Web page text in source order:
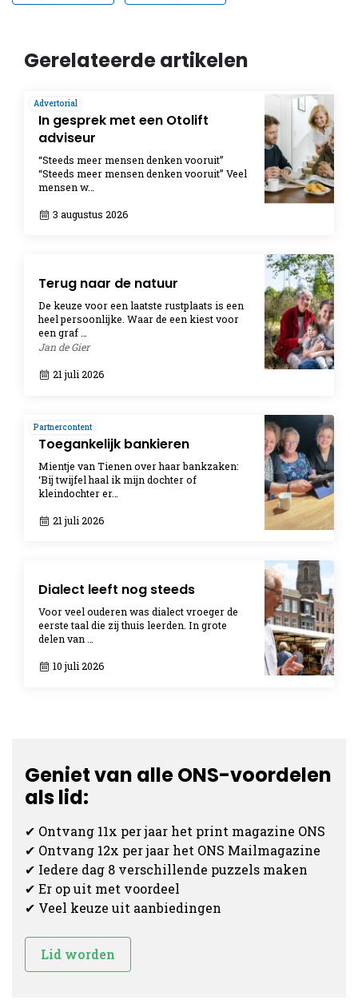
Gerelateerde artikelen
In gesprek met een Otolift
adviseur
“Steeds meer mensen denken vooruit”
“Steeds meer mensen denken vooruit” Veel
mensen w…
3 augustus 2026
Advertorial
Terug naar de natuur
De keuze voor een laatste rustplaats is een
heel persoonlijke. Waar de een kiest voor
een graf …
Jan de Gier
21 juli 2026
Toegankelijk bankieren
Mientje van Tienen over haar bankzaken:
‘Bij twijfel haal ik mijn dochter of
kleindochter er…
21 juli 2026
Partnercontent
Dialect leeft nog steeds
Voor veel ouderen was dialect vroeger de
eerste taal die zij thuis leerden. In grote
delen van …
10 juli 2026
Geniet van alle ONS-voordelen
als lid:
✔ Ontvang 11x per jaar het print magazine ONS
✔ Ontvang 12x per jaar het ONS Mailmagazine
✔ Iedere dag 8 verschillende puzzels maken
✔ Er op uit met voordeel
✔ Veel keuze uit aanbiedingen
Lid worden